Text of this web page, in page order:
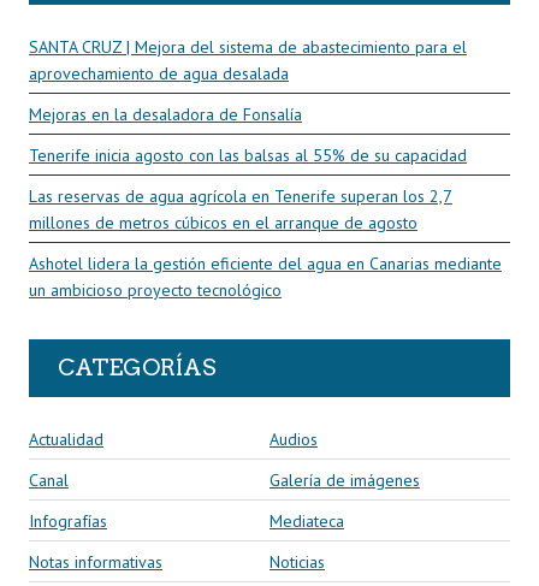
SANTA CRUZ | Mejora del sistema de abastecimiento para el
aprovechamiento de agua desalada
Mejoras en la desaladora de Fonsalía
Tenerife inicia agosto con las balsas al 55% de su capacidad
Las reservas de agua agrícola en Tenerife superan los 2,7
millones de metros cúbicos en el arranque de agosto
Ashotel lidera la gestión eficiente del agua en Canarias mediante
un ambicioso proyecto tecnológico
CATEGORÍAS
Actualidad
Audios
Canal
Galería de imágenes
Infografías
Mediateca
Notas informativas
Noticias